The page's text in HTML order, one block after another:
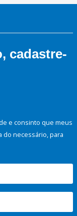
cadastre-
e consinto que meus
do necessário, para